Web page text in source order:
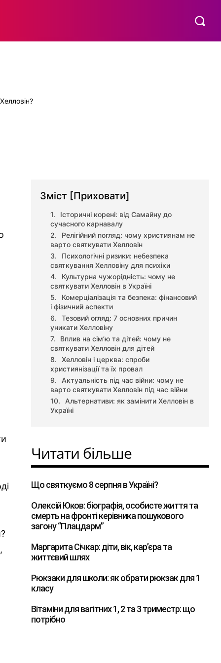
Зміст [Приховати]
Історичні корені: від Самайну до
сучасного карнавалу
Релігійний погляд: чому християнам не
варто святкувати Хелловін
Психологічні ризики: небезпека
святкування Хелловіну для психіки
Культурна чужорідність: чому не
святкувати Хелловін в Україні
Комерціалізація та безпека: фінансовий
і фізичний аспекти
Тезовий огляд: 7 основних причин
уникати Хелловіну
Вплив на сім’ю та дітей: чому не
святкувати Хелловін для дітей
Хелловін і церква: спроби
християнізації та їх провал
Актуальність під час війни: чому не
варто святкувати Хелловін під час війни
Альтернативи: як замінити Хелловін в
Україні
Читати більше
Що святкуємо 8 серпня в Україні?
Олексій Юков: біографія, особисте життя та
смерть на фронті керівника пошукового
загону “Плацдарм”
Маргарита Січкар: діти, вік, кар’єра та
життєвий шлях
Рюкзаки для школи: як обрати рюкзак для 1
класу
Вітаміни для вагітних 1, 2 та 3 триместр: що
потрібно